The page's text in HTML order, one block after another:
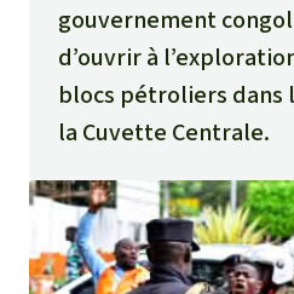
gouvernement
d’ouvrir à
blocs pétroliers dans
la Cuvette Centrale.